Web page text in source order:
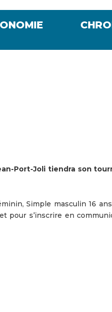
Port-Joli tiendra son
Simple masculin 16
pour s’inscrire en